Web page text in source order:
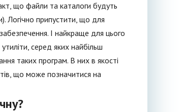
що файли та каталоги будуть
Логічно припустити, що для
І найкраще для цього
серед яких найбільш
таких програм. В них в якості
що може позначитися на